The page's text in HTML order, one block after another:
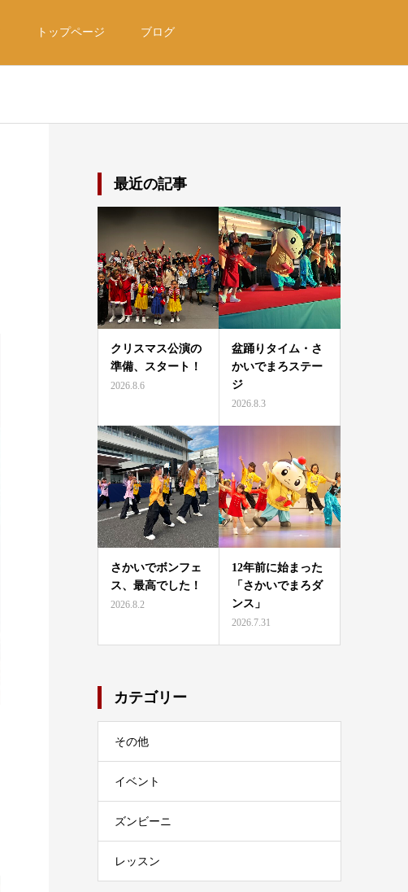
トップページ ブログ
最近の記事
クリスマス公演の
準備、スタート！
2026.8.6
盆踊りタイム・さ
かいでまろステー
ジ
2026.8.3
さかいでボンフェ
ス、最高でした！
2026.8.2
12年前に始まった
「さかいでまろダ
ンス」
2026.7.31
カテゴリー
その他
イベント
ズンビーニ
レッスン